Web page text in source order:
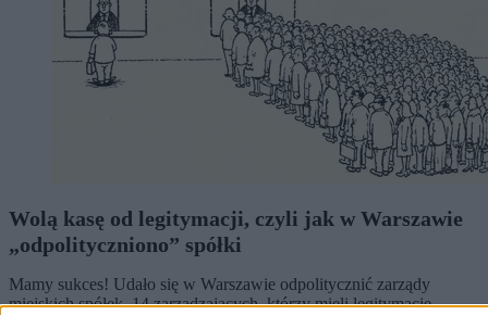
Wolą kasę od legitymacji, czyli jak w Warszawie
„odpolityczniono” spółki
Mamy sukces! Udało się w Warszawie odpolitycznić zarządy
miejskich spółek. 14 zarządzających, którzy mieli legitymacje